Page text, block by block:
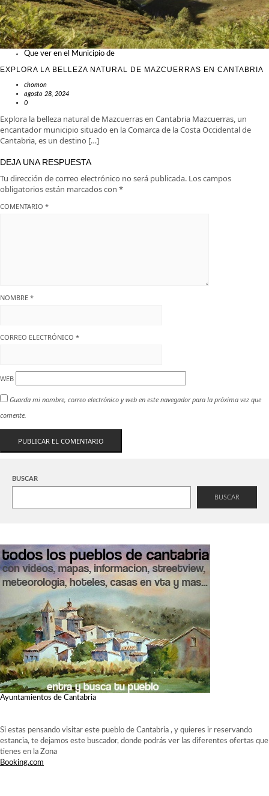
Que ver en el Municipio de
EXPLORA LA BELLEZA NATURAL DE MAZCUERRAS EN CANTABRIA
chomon
agosto 28, 2024
0
Explora la belleza natural de Mazcuerras en Cantabria Mazcuerras, un
encantador municipio situado en la Comarca de la Costa Occidental de
Cantabria, es un destino […]
DEJA UNA RESPUESTA
Tu dirección de correo electrónico no será publicada. Los campos
obligatorios están marcados con *
COMENTARIO *
NOMBRE *
CORREO ELECTRÓNICO *
WEB
Guarda mi nombre, correo electrónico y web en este navegador para la próxima vez que
comente.
BUSCAR
BUSCAR
Ayuntamientos de Cantabria
Si estas pensando visitar este pueblo de Cantabria , y quieres ir reservando
estancia, te dejamos este buscador, donde podrás ver las diferentes ofertas que
tienes en la Zona
Booking.com